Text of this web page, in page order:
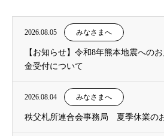
2026.08.05 みなさまへ
【お知らせ】令和8年熊本地震への
金受付について
2026.08.04 みなさまへ
秩父札所連合会事務局 夏季休業の